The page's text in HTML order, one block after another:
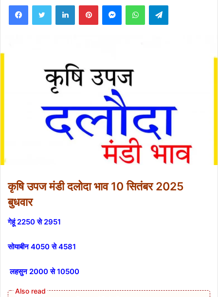
FacebookTwitter LinkedInPinterestMessengerWhatsAppTelegram
कृषि उपज मंडी दलोदा भाव 10 सितंबर 2025
बुधवार
गेहूं 2250 से 2951
सोयाबीन 4050 से 4581
लहसुन 2000 से 10500